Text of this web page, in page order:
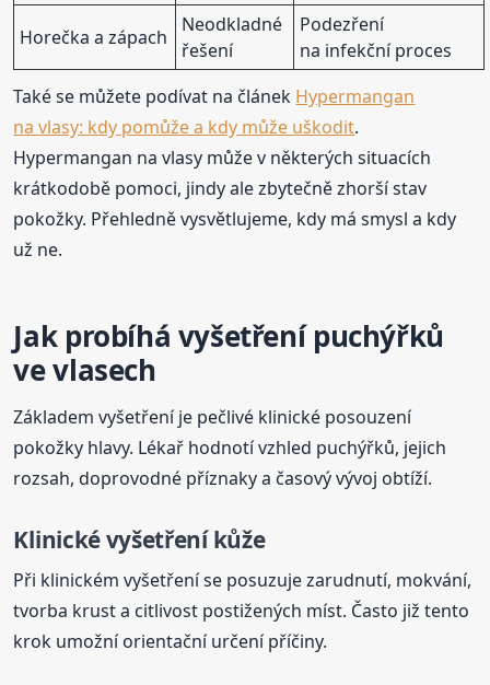
Horečka a zápach
Neodkladné
řešení
Podezření
na infekční proces
Také se můžete podívat na článek Hypermangan
na vlasy: kdy pomůže a kdy může uškodit.
Hypermangan na vlasy může v některých situacích
krátkodobě pomoci, jindy ale zbytečně zhorší stav
pokožky. Přehledně vysvětlujeme, kdy má smysl a kdy
už ne.
Jak probíhá vyšetření puchýřků
ve vlasech
Základem vyšetření je pečlivé klinické posouzení
pokožky hlavy. Lékař hodnotí vzhled puchýřků, jejich
rozsah, doprovodné příznaky a časový vývoj obtíží.
Klinické vyšetření kůže
Při klinickém vyšetření se posuzuje zarudnutí, mokvání,
tvorba krust a citlivost postižených míst. Často již tento
krok umožní orientační určení příčiny.